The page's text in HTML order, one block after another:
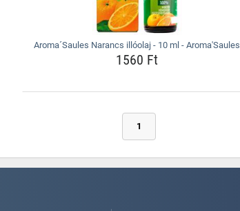
Aroma´Saules Narancs illóolaj - 10 ml - Aroma'Saules
1560 Ft
1